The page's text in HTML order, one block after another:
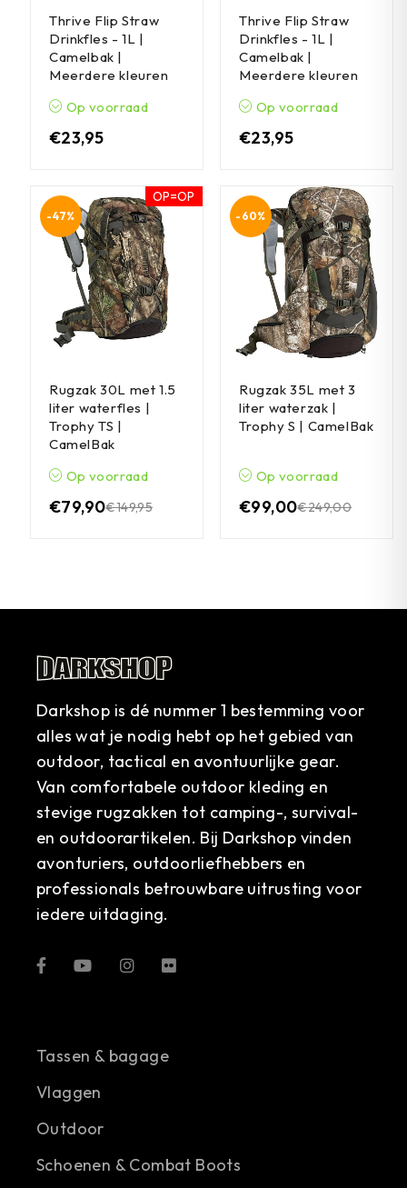
Thrive Flip Straw
Drinkfles - 1L |
Camelbak |
Meerdere kleuren
Op voorraad
€23,95
Thrive Flip Straw
Drinkfles - 1L |
Camelbak |
Meerdere kleuren
Op voorraad
€23,95
OP=OP
-47%
Rugzak 30L met 1.5
liter waterfles |
Trophy TS |
CamelBak
Op voorraad
€149,95
€79,90
-60%
Rugzak 35L met 3
liter waterzak |
Trophy S | CamelBak
Op voorraad
€249,00
€99,00
Darkshop is dé nummer 1 bestemming voor
alles wat je nodig hebt op het gebied van
outdoor, tactical en avontuurlijke gear.
Van comfortabele outdoor kleding en
stevige rugzakken tot camping-, survival-
en outdoorartikelen. Bij Darkshop vinden
avonturiers, outdoorliefhebbers en
professionals betrouwbare uitrusting voor
iedere uitdaging.
Tassen & bagage
Vlaggen
Outdoor
Schoenen & Combat Boots